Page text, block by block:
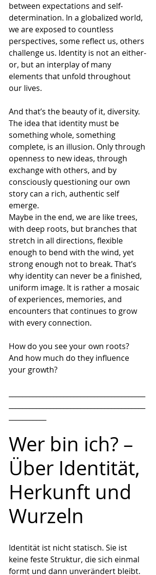
between expectations and self-
determination. In a globalized world,
we are exposed to countless
perspectives, some reflect us, others
challenge us. Identity is not an either-
or, but an interplay of many
elements that unfold throughout
our lives.
And that’s the beauty of it, diversity.
The idea that identity must be
something whole, something
complete, is an illusion. Only through
openness to new ideas, through
exchange with others, and by
consciously questioning our own
story can a rich, authentic self
emerge.
Maybe in the end, we are like trees,
with deep roots, but branches that
stretch in all directions, flexible
enough to bend with the wind, yet
strong enough not to break. That’s
why identity can never be a finished,
uniform image. It is rather a mosaic
of experiences, memories, and
encounters that continues to grow
with every connection.
How do you see your own roots?
And how much do they influence
your growth?
Wer bin ich? –
Über Identität,
Herkunft und
Wurzeln
Identität ist nicht statisch. Sie ist
keine feste Struktur, die sich einmal
formt und dann unverändert bleibt.